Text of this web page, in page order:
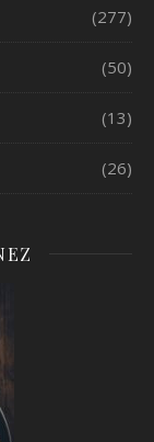
(277)
(50)
(13)
(26)